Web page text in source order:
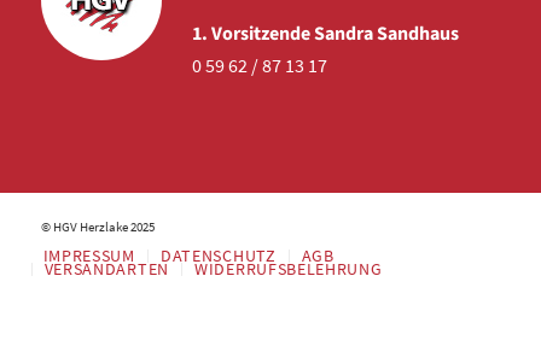
1. Vorsitzende Sandra Sandhaus
0 59 62 / 87 13 17
© HGV Herzlake 2025
IMPRESSUM DATENSCHUTZ AGB
VERSANDARTEN WIDERRUFSBELEHRUNG